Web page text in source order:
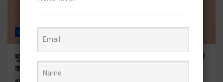
राज्य
मुख्यमंत्री ने प्रदान की विभिन्न विकास योजनाओं के लिए 1967
करोड़ की वित्तीय स्वीकृति